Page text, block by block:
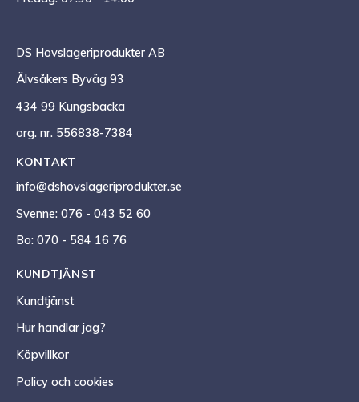
DS Hovslageriprodukter AB
Älvsåkers Byväg 93
434 99 Kungsbacka
org. nr. 556838-7384
KONTAKT
info@dshovslageriprodukter.se
Svenne: 076 - 043 52 60
Bo: 070 - 584 16 76
KUNDTJÄNST
Kundtjänst
Hur handlar jag?
Köpvillkor
Policy och cookies